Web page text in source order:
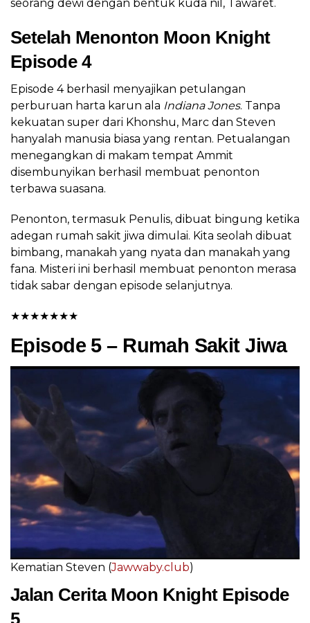
seorang dewi dengan bentuk kuda nil, Tawaret.
Setelah Menonton Moon Knight
Episode 4
Episode 4 berhasil menyajikan petulangan
perburuan harta karun ala Indiana Jones. Tanpa
kekuatan super dari Khonshu, Marc dan Steven
hanyalah manusia biasa yang rentan. Petualangan
menegangkan di makam tempat Ammit
disembunyikan berhasil membuat penonton
terbawa suasana.
Penonton, termasuk Penulis, dibuat bingung ketika
adegan rumah sakit jiwa dimulai. Kita seolah dibuat
bimbang, manakah yang nyata dan manakah yang
fana. Misteri ini berhasil membuat penonton merasa
tidak sabar dengan episode selanjutnya.
★★★★★★★
Episode 5 – Rumah Sakit Jiwa
Kematian Steven (Jawwaby.club)
Jalan Cerita Moon Knight Episode
5